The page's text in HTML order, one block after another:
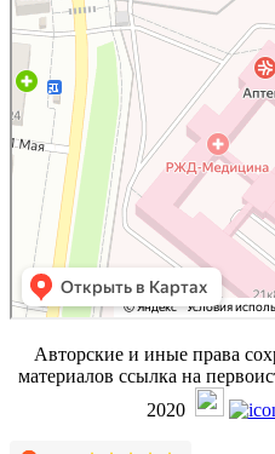
Авторские и иные права
материалов ссылка на
2020